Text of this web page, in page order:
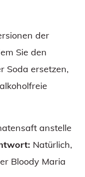
der
Sie den
Soda ersetzen,
anstelle
Natürlich,
Bloody Maria